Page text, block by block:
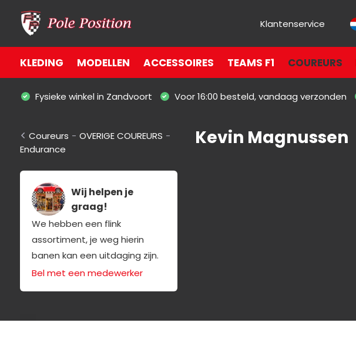
Klantenservice
KLEDING MODELLEN ACCESSOIRES TEAMS F1 COUREURS
Fysieke winkel in Zandvoort Voor 16:00 besteld, vandaag verzonden
Coureurs - OVERIGE COUREURS -
Endurance
Wij helpen je
graag!
We hebben een flink
assortiment, je weg hierin
banen kan een uitdaging zijn.
Bel met een medewerker
Kevin Magnussen